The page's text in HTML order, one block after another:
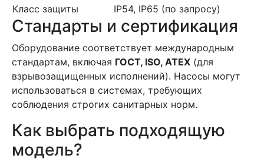
Класс защиты
IP54, IP65 (по запросу)
Стандарты и сертификация
Оборудование соответствует международным
стандартам, включая ГОСТ, ISO, ATEX (для
взрывозащищенных исполнений). Насосы могут
использоваться в системах, требующих
соблюдения строгих санитарных норм.
Как выбрать подходящую
модель?